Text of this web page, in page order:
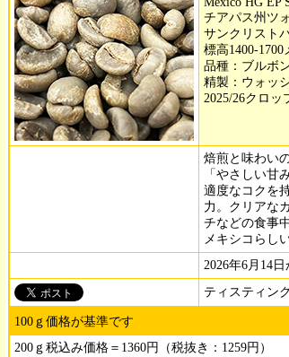
チアパス州ツ
サンクリスト
標高1400-1700
品種：ブルボ
精製：ウォッ
2025/26クロッ
焙煎と味わい
「やさしい甘
適度なコクを
力。クリアな
チなどの食事
メキシコらし
2026年6月14
ティスティ
100ｇ価格が基準です
200ｇ税込み価格＝1360円（税抜き：1259円）